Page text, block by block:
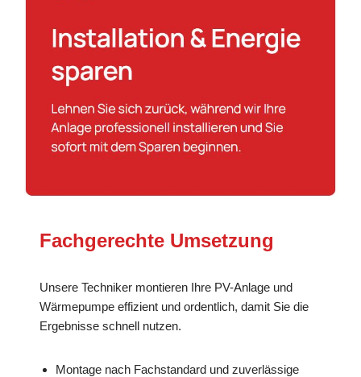
Fachgerechte Umsetzung
Unsere Techniker montieren Ihre PV-Anlage und
Wärmepumpe effizient und ordentlich, damit Sie die
Ergebnisse schnell nutzen.
Montage nach Fachstandard und zuverlässige